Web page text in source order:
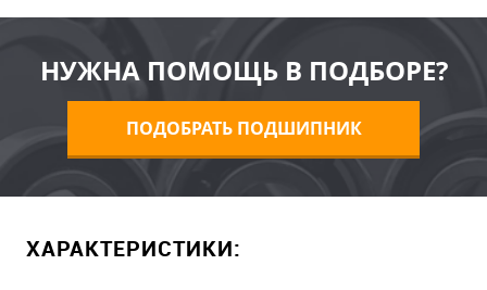
НУЖНА ПОМОЩЬ В ПОДБОРЕ?
ПОДОБРАТЬ ПОДШИПНИК
ХАРАКТЕРИСТИКИ: